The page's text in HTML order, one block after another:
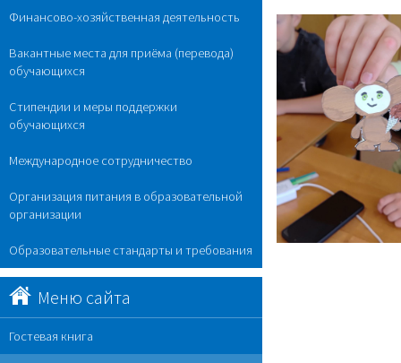
Финансово-хозяйственная деятельность
Вакантные места для приёма (перевода)
обучающихся
Стипендии и меры поддержки
обучающихся
Международное сотрудничество
Организация питания в образовательной
организации
Образовательные стандарты и требования
Меню сайта
Гостевая книга